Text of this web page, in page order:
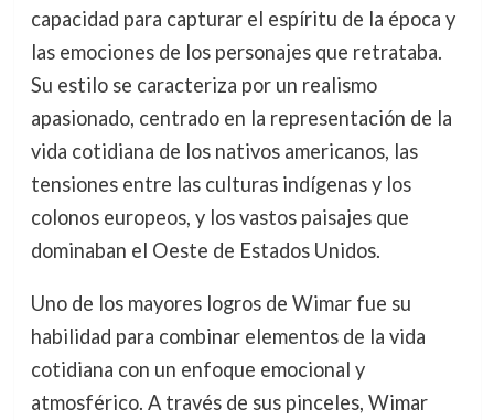
capacidad para capturar el espíritu de la época y
las emociones de los personajes que retrataba.
Su estilo se caracteriza por un realismo
apasionado, centrado en la representación de la
vida cotidiana de los nativos americanos, las
tensiones entre las culturas indígenas y los
colonos europeos, y los vastos paisajes que
dominaban el Oeste de Estados Unidos.
Uno de los mayores logros de Wimar fue su
habilidad para combinar elementos de la vida
cotidiana con un enfoque emocional y
atmosférico. A través de sus pinceles, Wimar